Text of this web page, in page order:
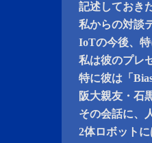
記述しておき
私からの対談
IoTの今後、特
私は彼のプレ
特に彼は「
阪大親友・石
その会話に、
2体ロボット